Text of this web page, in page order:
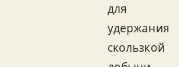
для
удержания
скользкой